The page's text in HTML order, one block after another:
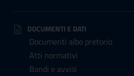
DOCUMENTI E DATI
Documenti albo pretorio
Atti normativi
Bandi e avvisi